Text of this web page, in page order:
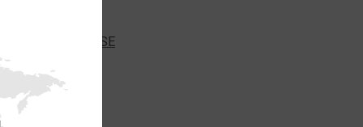
RELEASE
MEDIA